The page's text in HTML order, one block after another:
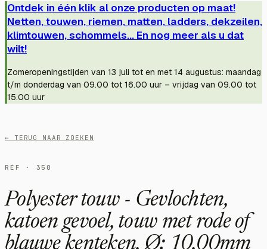
Ontdek in één klik al onze producten op maat!
Netten, touwen, riemen, matten, ladders, dekzeilen,
klimtouwen, schommels... En nog meer als u dat
wilt!
Zomeropeningstijden van 13 juli tot en met 14 augustus: maandag
t/m donderdag van 09.00 tot 16.00 uur – vrijdag van 09.00 tot
15.00 uur
← TERUG NAAR ZOEKEN
RÉF · 350
Polyester touw - Gevlochten,
katoen gevoel, touw met rode of
blauwe kenteken, Ø: 10,00mm